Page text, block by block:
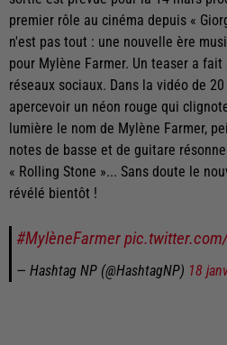
premier rôle au cinéma depuis «
n'est pas tout : une nouvelle ère
pour Mylène Farmer. Un teaser a
réseaux sociaux. Dans la vidéo de
apercevoir un néon rouge qui
lumière le nom de Mylène Farmer,
notes de basse et de guitare
« Rolling Stone »... Sans doute le
révélé bientôt !
#MylèneFarmer
— Hashtag NP (@HashtagNP) 18